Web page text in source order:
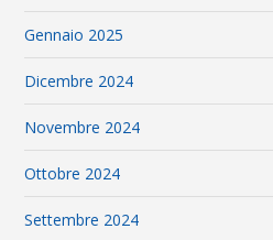
Gennaio 2025
Dicembre 2024
Novembre 2024
Ottobre 2024
Settembre 2024